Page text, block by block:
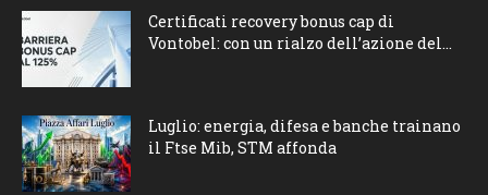
Certificati recovery bonus cap di
Vontobel: con un rialzo dell’azione del...
Luglio: energia, difesa e banche trainano
il Ftse Mib, STM affonda